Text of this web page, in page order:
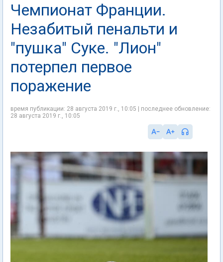
Чемпионат Франции.
Незабитый пенальти и
"пушка" Суке. "Лион"
потерпел первое
поражение
время публикации: 28 августа 2019 г., 10:05 | последнее обновление:
28 августа 2019 г., 10:05